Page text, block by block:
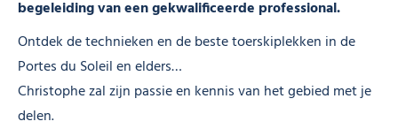
begeleiding van een gekwalificeerde professional.
Ontdek de technieken en de beste toerskiplekken in de
Portes du Soleil en elders…
Christophe zal zijn passie en kennis van het gebied met je
delen.